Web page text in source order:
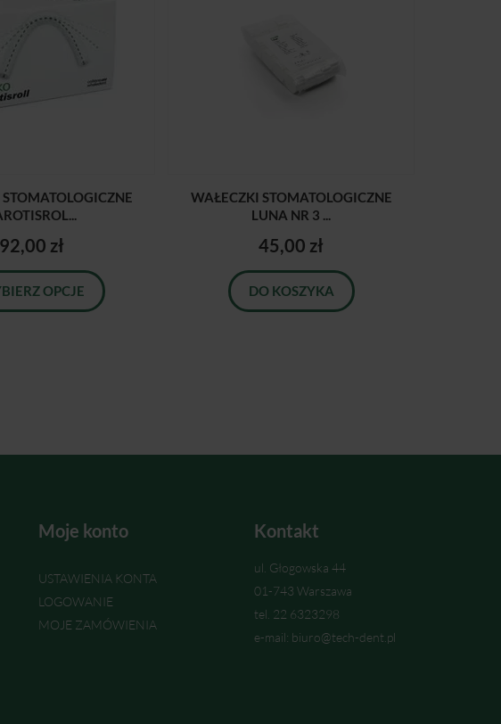
92,00 zł
OPCJE
WAŁECZKI STOMATOLOGICZNE
LUNA NR 3 ...
45,00 zł
DO KOSZYKA
Moje konto
USTAWIENIA KONTA
LOGOWANIE
MOJE ZAMÓWIENIA
Kontakt
ul. Głogowska 44
01-743 Warszawa
tel. 22 6323298
e-mail: biuro@tech-dent.pl